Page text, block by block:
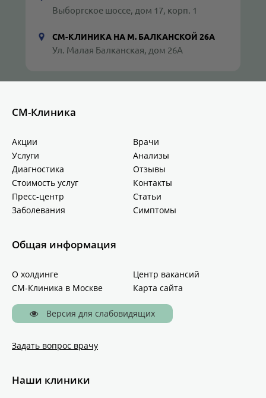
Выборгское шоссе, дом 17, корп. 1
СМ-КЛИНИКА НА М. БАЛКАНСКОЙ 26А
Ул. Малая Балканская, дом 26А
СМ-Клиника
Акции
Врачи
Услуги
Анализы
Диагностика
Отзывы
Стоимость услуг
Контакты
Пресс-центр
Статьи
Заболевания
Симптомы
Общая информация
О холдинге
Центр вакансий
СМ-Клиника в Москве
Карта сайта
Версия для слабовидящих
Задать вопрос врачу
Наши клиники